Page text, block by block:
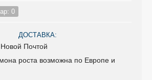
0
ДОСТАВКА:
Почтой
роста возможна по Европе и